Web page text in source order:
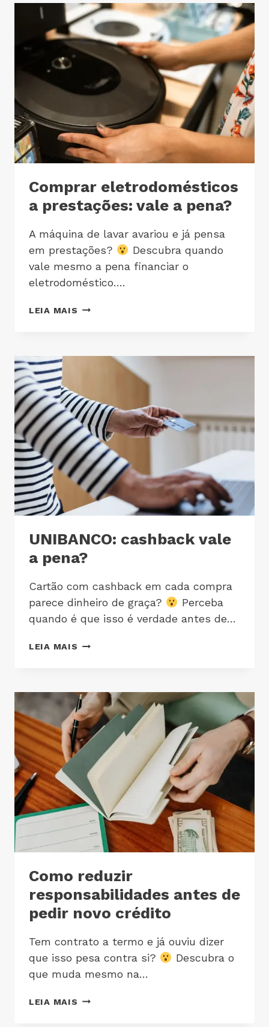
Comprar eletrodomésticos
a prestações: vale a pena?
A máquina de lavar avariou e já pensa
em prestações?
Descubra quando
vale mesmo a pena financiar o
eletrodoméstico….
LEIA MAIS
UNIBANCO: cashback vale
a pena?
Cartão com cashback em cada compra
parece dinheiro de graça?
Perceba
quando é que isso é verdade antes de…
LEIA MAIS
Como reduzir
responsabilidades antes de
pedir novo crédito
Tem contrato a termo e já ouviu dizer
que isso pesa contra si?
Descubra o
que muda mesmo na…
LEIA MAIS